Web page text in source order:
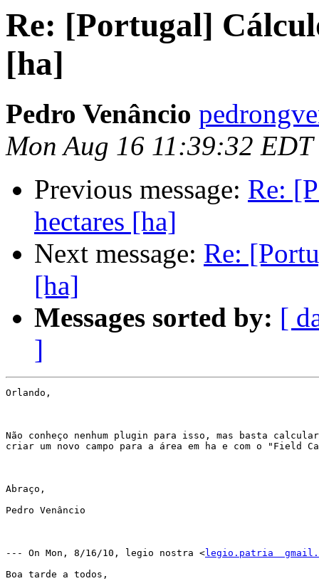
Re: [Portugal]
[ha]
Pedro Venâncio
Mon Aug 16 11:39:32 EDT
Previous message: Re:
hectares [ha]
Next message: Re:
[ha]
Messages sorted by: [
]
Orlando,
Não conheço nenhum plugin para isso, mas basta
criar um novo campo para a área em ha e com o "Field
Abraço,
Pedro Venâncio
--- On Mon, 8/16/10, legio nostra <legio.patria
Boa tarde a todos,